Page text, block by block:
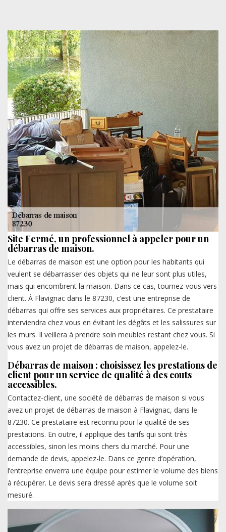
Site Fermé, un professionnel à appeler pour un
débarras de maison.
Le débarras de maison est une option pour les habitants qui
veulent se débarrasser des objets qui ne leur sont plus utiles,
mais qui encombrent la maison. Dans ce cas, tournez-vous vers
client. À Flavignac dans le 87230, c’est une entreprise de
débarras qui offre ses services aux propriétaires. Ce prestataire
interviendra chez vous en évitant les dégâts et les salissures sur
les murs. Il veillera à prendre soin meubles restant chez vous. Si
vous avez un projet de débarras de maison, appelez-le.
Débarras de maison : choisissez les prestations de
client pour un service de qualité à des couts
accessibles.
Contactez-client, une société de débarras de maison si vous
avez un projet de débarras de maison à Flavignac, dans le
87230. Ce prestataire est reconnu pour la qualité de ses
prestations. En outre, il applique des tarifs qui sont très
accessibles, sinon les moins chers du marché. Pour une
demande de devis, appelez-le. Dans ce genre d’opération,
l’entreprise enverra une équipe pour estimer le volume des biens
à récupérer. Le devis sera dressé après que le volume soit
mesuré.